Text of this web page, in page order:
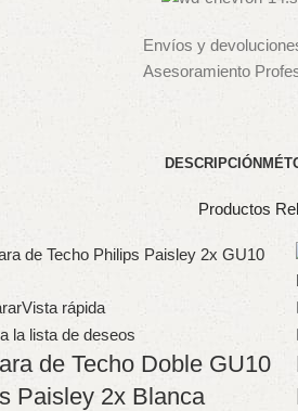
Envíos y
Asesoramiento
DESCRIPCIÓN
Productos
Vista rápida
la lista de deseos
de Techo Doble GU10
Paisley 2x Blanca